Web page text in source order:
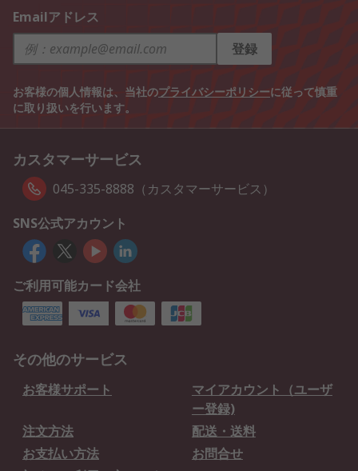
Emailアドレス
登録
お客様の個人情報は、当社のプライバシーポリシーに従って慎重
に取り扱いを行います。
カスタマーサービス
045-335-8888（カスタマーサービス）
SNS公式アカウント
ご利用可能カード会社
その他のサービス
お客様サポート
マイアカウント（ユーザ
ー登録)
注文方法
配送・送料
お支払い方法
お問合せ